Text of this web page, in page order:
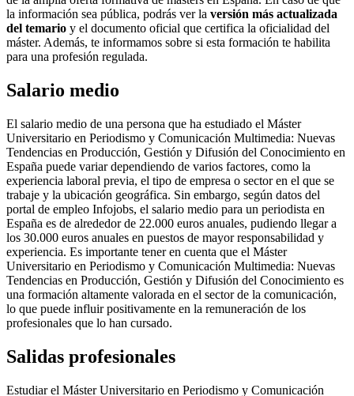
la información sea pública, podrás ver la versión más actualizada
del temario y el documento oficial que certifica la oficialidad del
máster. Además, te informamos sobre si esta formación te habilita
para una profesión regulada.
Salario medio
El salario medio de una persona que ha estudiado el Máster
Universitario en Periodismo y Comunicación Multimedia: Nuevas
Tendencias en Producción, Gestión y Difusión del Conocimiento en
España puede variar dependiendo de varios factores, como la
experiencia laboral previa, el tipo de empresa o sector en el que se
trabaje y la ubicación geográfica. Sin embargo, según datos del
portal de empleo Infojobs, el salario medio para un periodista en
España es de alrededor de 22.000 euros anuales, pudiendo llegar a
los 30.000 euros anuales en puestos de mayor responsabilidad y
experiencia. Es importante tener en cuenta que el Máster
Universitario en Periodismo y Comunicación Multimedia: Nuevas
Tendencias en Producción, Gestión y Difusión del Conocimiento es
una formación altamente valorada en el sector de la comunicación,
lo que puede influir positivamente en la remuneración de los
profesionales que lo han cursado.
Salidas profesionales
Estudiar el Máster Universitario en Periodismo y Comunicación